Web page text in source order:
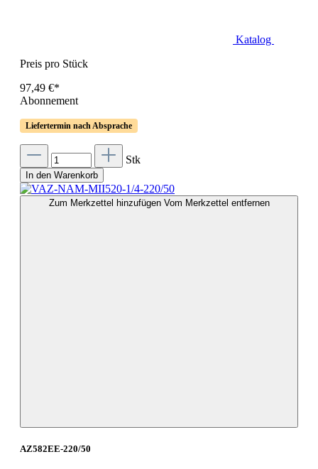
Katalog
Preis pro Stück
97,49 €*
Abonnement
Liefertermin nach Absprache
Stk
In den Warenkorb
Zum Merkzettel hinzufügen Vom Merkzettel entfernen
AZ582EE-220/50